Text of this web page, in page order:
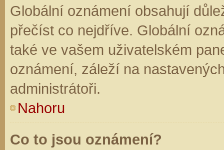
Globální oznámení obsahují
přečíst co nejdříve. Globální
také ve vašem uživatelském
oznámení, záleží na
administrátoři.
Nahoru
Co to jsou oznámení?